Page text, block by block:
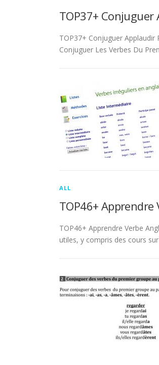
TOP37+ Conjuguer
TOP37+ Conjuguer
Conjuguer Les Verbes Du
ALL
TOP46+ Apprendre
TOP46+ Apprendre Verbe
utiles, y compris des cours